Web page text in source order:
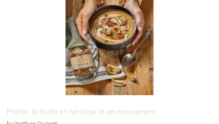
Plantin, la truffe en héritage et en mouvement